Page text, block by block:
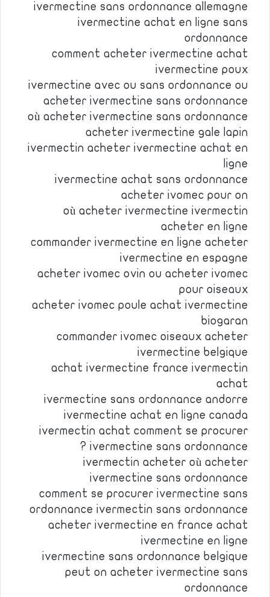
ivermectine sans ordonnance allemagne
ivermectine achat en ligne sans
ordonnance
comment acheter ivermectine achat
ivermectine poux
ivermectine avec ou sans ordonnance ou
acheter ivermectine sans ordonnance
où acheter ivermectine sans ordonnance
acheter ivermectine gale lapin
ivermectin acheter ivermectine achat en
ligne
ivermectine achat sans ordonnance
acheter ivomec pour on
où acheter ivermectine ivermectin
acheter en ligne
commander ivermectine en ligne acheter
ivermectine en espagne
acheter ivomec ovin ou acheter ivomec
pour oiseaux
acheter ivomec poule achat ivermectine
biogaran
commander ivomec oiseaux acheter
ivermectine belgique
achat ivermectine france ivermectin
achat
ivermectine sans ordonnance andorre
ivermectine achat en ligne canada
ivermectin achat comment se procurer
ivermectine sans ordonnance ?
ivermectin acheter où acheter
ivermectine sans ordonnance
comment se procurer ivermectine sans
ordonnance ivermectin sans ordonnance
acheter ivermectine en france achat
ivermectine en ligne
ivermectine sans ordonnance belgique
peut on acheter ivermectine sans
ordonnance